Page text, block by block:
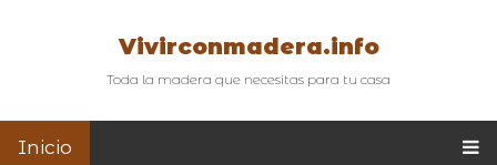
Vivirconmadera.info
Toda la madera que necesitas para tu casa
Inicio